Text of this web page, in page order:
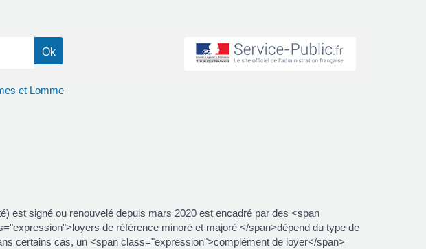
et Lomme
est signé ou renouvelé depuis mars 2020 est encadré par des <span
de référence minoré et majoré </span>dépend du type de
certains cas, un <span class="expression">complément de loyer</span>